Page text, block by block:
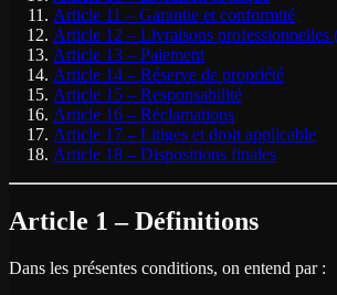
Article 11 – Garantie et conformité
Article 12 – Livraisons professionnelles
Article 13 – Paiement
Article 14 – Réserve de propriété
Article 15 – Responsabilité
Article 16 – Réclamations
Article 17 – Litiges et droit applicable
Article 18 – Dispositions finales
Article 1 – Définitions
Dans les présentes conditions, on entend par :